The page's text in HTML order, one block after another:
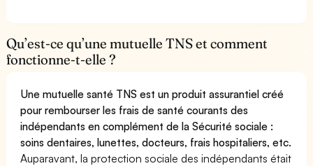
Qu’est-ce qu’une mutuelle TNS et comment
fonctionne-t-elle ?
Une mutuelle santé TNS est un produit assurantiel créé
pour rembourser les frais de santé courants des
indépendants en complément de la Sécurité sociale :
soins dentaires, lunettes, docteurs, frais hospitaliers, etc.
Auparavant, la protection sociale des indépendants était